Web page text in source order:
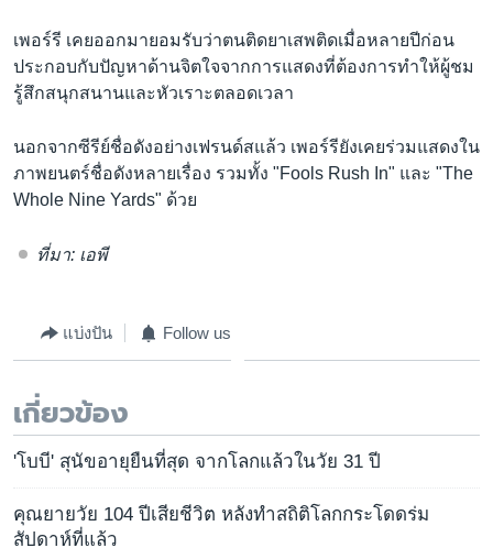
เพอร์รี เคยออกมายอมรับว่าตนติดยาเสพติดเมื่อหลายปีก่อน
ประกอบกับปัญหาด้านจิตใจจากการแสดงที่ต้องการทำให้ผู้ชม
รู้สึกสนุกสนานและหัวเราะตลอดเวลา
นอกจากซีรีย์ชื่อดังอย่างเฟรนด์สแล้ว เพอร์รียังเคยร่วมแสดงใน
ภาพยนตร์ชื่อดังหลายเรื่อง รวมทั้ง "Fools Rush In" และ "The
Whole Nine Yards" ด้วย
ที่มา: เอพี
แบ่งปัน Follow us
เกี่ยวข้อง
'โบบี' สุนัขอายุยืนที่สุด จากโลกแล้วในวัย 31 ปี
คุณยายวัย 104 ปีเสียชีวิต หลังทำสถิติโลกกระโดดร่ม
สัปดาห์ที่แล้ว